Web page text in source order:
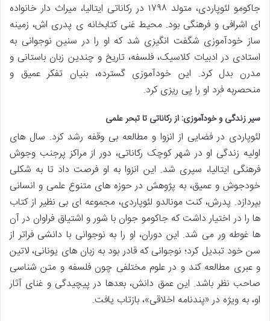
جاکومو لئوپاردی، متولد ۱۷۹۸ در رکاناتی ایتالیا، میراث دار خانواده
ای اشرافی و فرهنگی بود. محیط غنی کتابخانه ی پدری اش، زمینه
ساز خودآموزی شگفت انگیزی شد که او را در سنین نوجوانی به
استادی در ادبیات کلاسیک، فلسفه، تاریخ و چندین زبان باستانی و
مدرن بدل کرد. این خودآموزی گسترده، بنیان تفکر عمیق و
منحصربه فرد او را پی ریزی کرد.
سیر زندگی و خودآموزی: از رکاناتی تا تبحر علمی
لئوپاردی در فضایی از انزوا و مطالعه بی وقفه رشد کرد. سال های
اولیه زندگی او در شهر کوچک رکاناتی، دور از مراکز پرجنب وجوش
فرهنگی ایتالیا، سپری شد. این انزوا به او فرصت داد تا به شکلی
خودجوش و عمیق، به پژوهش در حوزه های متنوع علمی و انسانی
بپردازد. پدرش، کنت مونالدو لئوپاردی، مجموعه ای بی نظیر از کتاب
ها را در اختیار داشت که جاکومو جوان با شور و اشتیاق فراوان در آن
ها غوطه ور می شد. این دوران، او را به نوجوانی با دانشی فراتر از
سن خود تبدیل کرد؛ نوجوانی که قادر بود به زبان های یونانی، لاتین
و عبری مطالعه کند و در علوم مختلفی چون فلسفه و متن شناسی
صاحب نظر باشد. این عمق دانش، بعدها در پیچیدگی و غنای آثار
او، به ویژه در «پندنامه اخلاقی»، بازتاب یافت.